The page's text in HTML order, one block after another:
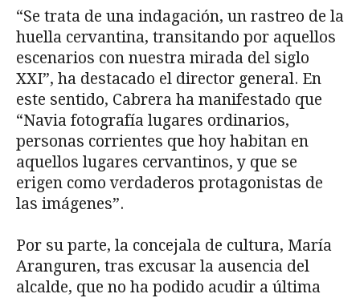
“Se trata de una indagación, un rastreo de la
huella cervantina, transitando por aquellos
escenarios con nuestra mirada del siglo
XXI”, ha destacado el director general. En
este sentido, Cabrera ha manifestado que
“Navia fotografía lugares ordinarios,
personas corrientes que hoy habitan en
aquellos lugares cervantinos, y que se
erigen como verdaderos protagonistas de
las imágenes”.
Por su parte, la concejala de cultura, María
Aranguren, tras excusar la ausencia del
alcalde, que no ha podido acudir a última